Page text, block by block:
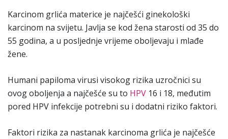
Karcinom grlića materice je najčešći ginekološki
karcinom na svijetu. Javlja se kod žena starosti od 35 do
55 godina, a u posljednje vrijeme oboljevaju i mlađe
žene.
Humani papiloma virusi visokog rizika uzročnici su
ovog oboljenja a najčešće su to HPV 16 i 18, međutim
pored HPV infekcije potrebni su i dodatni riziko faktori.
Faktori rizika za nastanak karcinoma grlića je najčešće